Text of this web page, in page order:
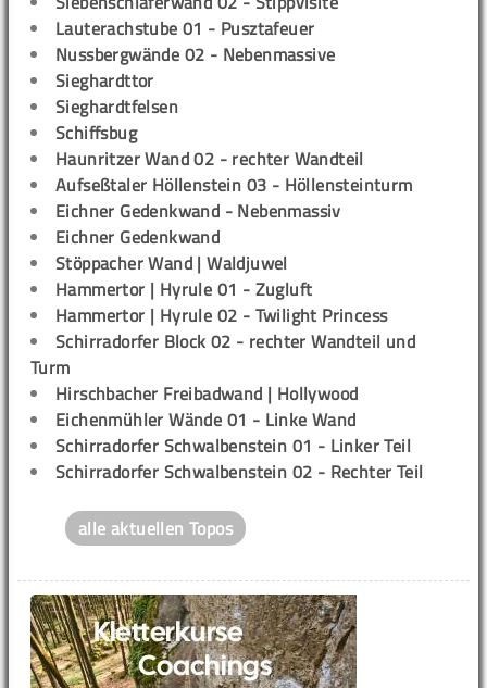
Lauterachstube 01 - Pusztafeuer
Nussbergwände 02 - Nebenmassive
Sieghardttor
Sieghardtfelsen
Schiffsbug
Haunritzer Wand 02 - rechter Wandteil
Aufseßtaler Höllenstein 03 - Höllensteinturm
Eichner Gedenkwand - Nebenmassiv
Eichner Gedenkwand
Stöppacher Wand | Waldjuwel
Hammertor | Hyrule 01 - Zugluft
Hammertor | Hyrule 02 - Twilight Princess
Schirradorfer Block 02 - rechter Wandteil und
Turm
Hirschbacher Freibadwand | Hollywood
Eichenmühler Wände 01 - Linke Wand
Schirradorfer Schwalbenstein 01 - Linker Teil
Schirradorfer Schwalbenstein 02 - Rechter Teil
alle aktuellen Topos